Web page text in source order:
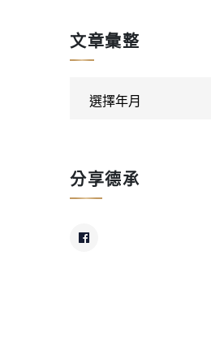
文章彙整
分享德承